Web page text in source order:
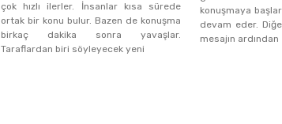
çok hızlı ilerler. İnsanlar kısa sürede
ortak bir konu bulur. Bazen de konuşma
birkaç dakika sonra yavaşlar.
Taraflardan biri söyleyecek yeni
konuşmaya
devam eder.
mesajın ardından